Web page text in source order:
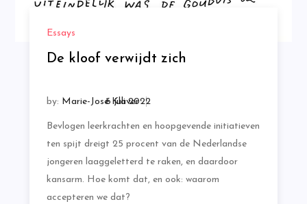
Essays
De kloof verwijdt zich
by: Marie-José Klaver
Bevlogen leerkrachten en hoopgevende initiatieven
ten spijt dreigt 25 procent van de Nederlandse
jongeren laaggeletterd te raken, en daardoor
kansarm. Hoe komt dat, en ook: waarom
accepteren we dat?